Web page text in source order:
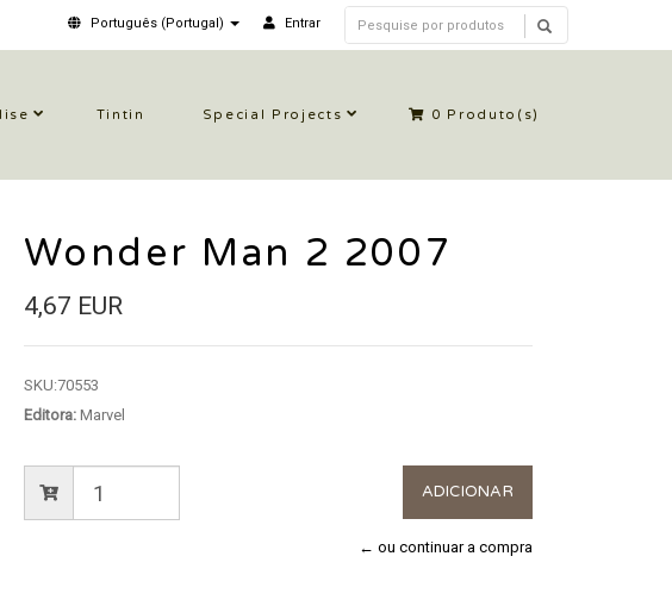
Português (Portugal) Entrar
Tintin Special Projects 0 Produto(s)
Wonder Man 2 2007
4,67 EUR
SKU:70553
Editora:Marvel
← ou continuar a compra